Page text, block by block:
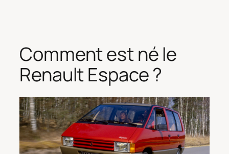
Comment est né le
Renault Espace ?